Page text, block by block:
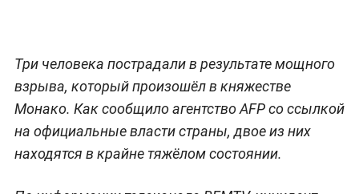
Три человека пострадали в результате мощного
взрыва, который произошёл в княжестве
Монако. Как сообщило агентство AFP со ссылкой
на официальные власти страны, двое из них
находятся в крайне тяжёлом состоянии.